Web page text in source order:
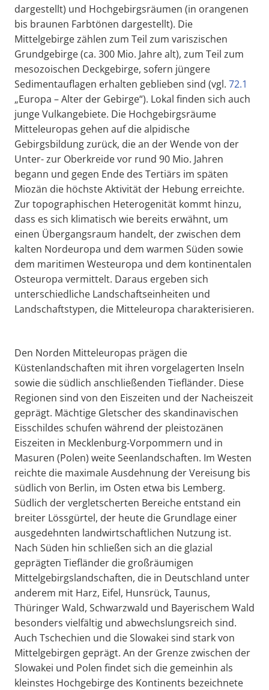
dargestellt) und Hochgebirgsräumen (in orangenen
bis braunen Farbtönen dargestellt). Die
Mittelgebirge zählen zum Teil zum variszischen
Grundgebirge (ca. 300 Mio. Jahre alt), zum Teil zum
mesozoischen Deckgebirge, sofern jüngere
Sedimentauflagen erhalten geblieben sind (vgl. 72.1
„Europa – Alter der Gebirge“). Lokal finden sich auch
junge Vulkangebiete. Die Hochgebirgsräume
Mitteleuropas gehen auf die alpidische
Gebirgsbildung zurück, die an der Wende von der
Unter- zur Oberkreide vor rund 90 Mio. Jahren
begann und gegen Ende des Tertiärs im späten
Miozän die höchste Aktivität der Hebung erreichte.
Zur topographischen Heterogenität kommt hinzu,
dass es sich klimatisch wie bereits erwähnt, um
einen Übergangsraum handelt, der zwischen dem
kalten Nordeuropa und dem warmen Süden sowie
dem maritimen Westeuropa und dem kontinentalen
Osteuropa vermittelt. Daraus ergeben sich
unterschiedliche Landschaftseinheiten und
Landschaftstypen, die Mitteleuropa charakterisieren.
Den Norden Mitteleuropas prägen die
Küstenlandschaften mit ihren vorgelagerten Inseln
sowie die südlich anschließenden Tiefländer. Diese
Regionen sind von den Eiszeiten und der Nacheiszeit
geprägt. Mächtige Gletscher des skandinavischen
Eisschildes schufen während der pleistozänen
Eiszeiten in Mecklenburg-Vorpommern und in
Masuren (Polen) weite Seenlandschaften. Im Westen
reichte die maximale Ausdehnung der Vereisung bis
südlich von Berlin, im Osten etwa bis Lemberg.
Südlich der vergletscherten Bereiche entstand ein
breiter Lössgürtel, der heute die Grundlage einer
ausgedehnten landwirtschaftlichen Nutzung ist.
Nach Süden hin schließen sich an die glazial
geprägten Tiefländer die großräumigen
Mittelgebirgslandschaften, die in Deutschland unter
anderem mit Harz, Eifel, Hunsrück, Taunus,
Thüringer Wald, Schwarzwald und Bayerischem Wald
besonders vielfältig und abwechslungsreich sind.
Auch Tschechien und die Slowakei sind stark von
Mittelgebirgen geprägt. An der Grenze zwischen der
Slowakei und Polen findet sich die gemeinhin als
kleinstes Hochgebirge des Kontinents bezeichnete